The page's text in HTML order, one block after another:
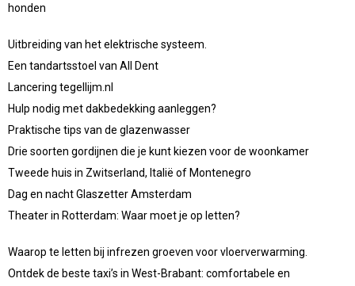
honden
Uitbreiding van het elektrische systeem.
Een tandartsstoel van All Dent
Lancering tegellijm.nl
Hulp nodig met dakbedekking aanleggen?
Praktische tips van de glazenwasser
Drie soorten gordijnen die je kunt kiezen voor de woonkamer
Tweede huis in Zwitserland, Italië of Montenegro
Dag en nacht Glaszetter Amsterdam
Theater in Rotterdam: Waar moet je op letten?
Waarop te letten bij infrezen groeven voor vloerverwarming.
Ontdek de beste taxi’s in West-Brabant: comfortabele en